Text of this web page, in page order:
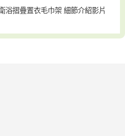
浴摺疊置衣毛巾架 細節介紹影片